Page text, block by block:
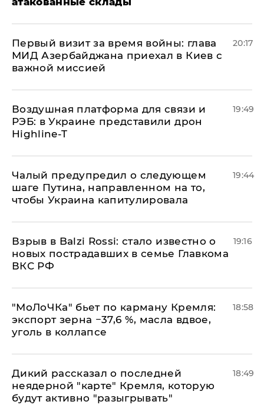
Первый визит за время войны: глава
МИД Азербайджана приехал в Киев с
важной миссией
20:17
Воздушная платформа для связи и
РЭБ: в Украине представили дрон
Highline-T
19:49
Чалый предупредил о следующем
шаге Путина, направленном на то,
чтобы Украина капитулировала
19:44
Взрыв в Balzi Rossi: стало известно о
новых пострадавших в семье Главкома
ВКС РФ
19:16
​"МоЛоЧКа" бьет по карману Кремля:
экспорт зерна −37,6 %, масла вдвое,
уголь в коллапсе
18:58
Дикий рассказал о последней
неядерной "карте" Кремля, которую
будут активно "разыгрывать"
18:49